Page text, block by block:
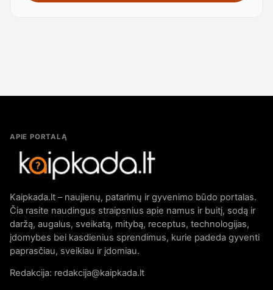
APIE PORTALĄ
Kaipkada.lt – naujienų, patarimų ir gyvenimo būdo portalas.
Čia rasite naudingus straipsnius apie namus ir buitį, sodą ir
daržą, augalus, sveikatą, mitybą, receptus, technologijas,
įdomybes bei kasdienius sprendimus, kurie padeda gyventi
paprasčiau, sveikiau ir įdomiau.
Redakcija: redakcija@kaipkada.lt